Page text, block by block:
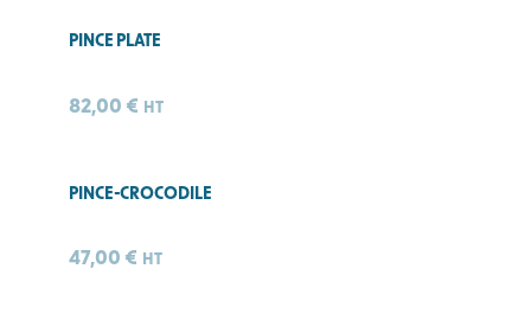
PINCE PLATE
82,00 € HT
PINCE-CROCODILE
47,00 € HT